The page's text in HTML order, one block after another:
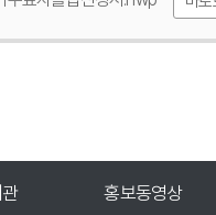
홍보동영상